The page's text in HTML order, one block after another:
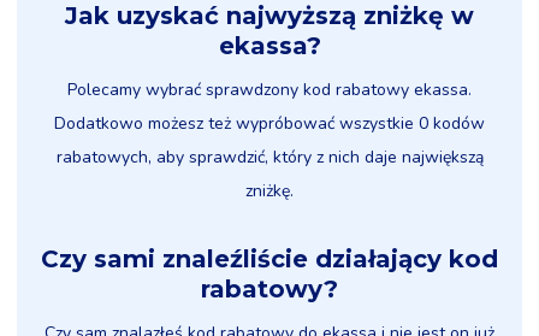
Jak uzyskać najwyższą zniżkę w
ekassa?
Polecamy wybrać sprawdzony kod rabatowy ekassa.
Dodatkowo możesz też wypróbować wszystkie 0 kodów
rabatowych, aby sprawdzić, który z nich daje największą
zniżkę.
Czy sami znaleźliście działający kod
rabatowy?